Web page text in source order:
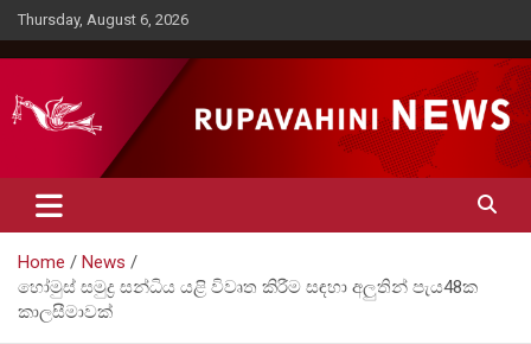
Skip
to
content
Thursday, August 6, 2026
Rupavahini News
Home
News
හෝමුස් සමුද්‍ර සන්ධිය යළි විවෘත කිරීම සඳහා අලුතින් පැය48ක
කාලසීමාවක්